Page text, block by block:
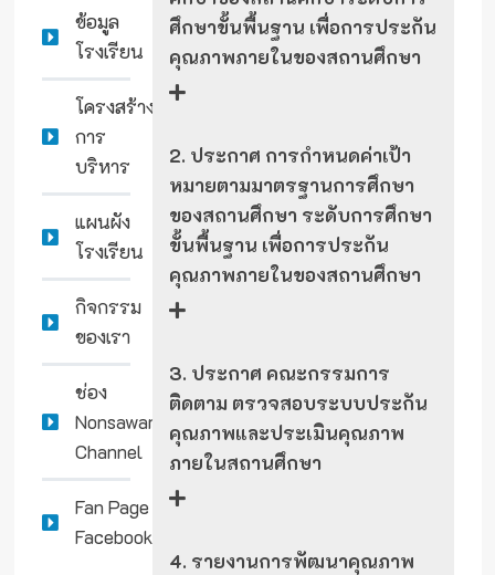
ข้อมูล
โรงเรียน
โครงสร้าง
การ
บริหาร
แผนผัง
โรงเรียน
กิจกรรม
ของเรา
ช่อง
Nonsawan
Channel
Fan Page
Facebook
ศึกษาขั้นพื้นฐาน เพื่อการประกัน
คุณภาพภายในของสถานศึกษา
2. ประกาศ การกำหนดค่าเป้า
หมายตามมาตรฐานการศึกษา
ของสถานศึกษา ระดับการศึกษา
ขั้นพื้นฐาน เพื่อการประกัน
คุณภาพภายในของสถานศึกษา
3. ประกาศ คณะกรรมการ
ติดตาม ตรวจสอบระบบประกัน
คุณภาพและประเมินคุณภาพ
ภายในสถานศึกษา
4. รายงานการพัฒนาคุณภาพ